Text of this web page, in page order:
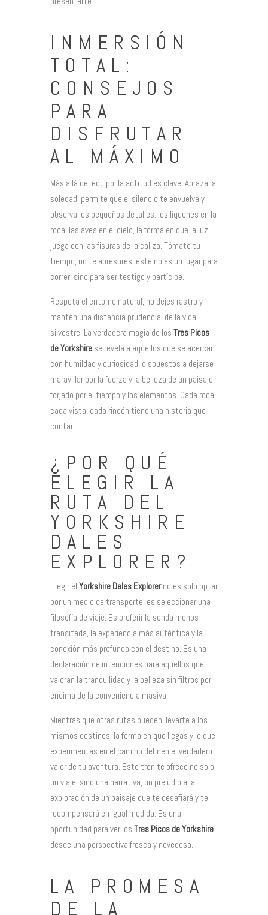
INMERSIÓN
TOTAL:
CONSEJOS
PARA
DISFRUTAR
AL MÁXIMO
Más allá del equipo, la actitud es clave. Abraza la
soledad, permite que el silencio te envuelva y
observa los pequeños detalles: los líquenes en la
roca, las aves en el cielo, la forma en que la luz
juega con las fisuras de la caliza. Tómate tu
tiempo, no te apresures; este no es un lugar para
correr, sino para ser testigo y partícipe.
Respeta el entorno natural, no dejes rastro y
mantén una distancia prudencial de la vida
silvestre. La verdadera magia de los Tres Picos
de Yorkshire se revela a aquellos que se acercan
con humildad y curiosidad, dispuestos a dejarse
maravillar por la fuerza y la belleza de un paisaje
forjado por el tiempo y los elementos. Cada roca,
cada vista, cada rincón tiene una historia que
contar.
¿POR QUÉ
ELEGIR LA
RUTA DEL
YORKSHIRE
DALES
EXPLORER?
Elegir el Yorkshire Dales Explorerno es solo optar
por un medio de transporte; es seleccionar una
filosofía de viaje. Es preferir la senda menos
transitada, la experiencia más auténtica y la
conexión más profunda con el destino. Es una
declaración de intenciones para aquellos que
valoran la tranquilidad y la belleza sin filtros por
encima de la conveniencia masiva.
Mientras que otras rutas pueden llevarte a los
mismos destinos, la forma en que llegas y lo que
experimentas en el camino definen el verdadero
valor de tu aventura. Este tren te ofrece no solo
un viaje, sino una narrativa, un preludio a la
exploración de un paisaje que te desafiará y te
recompensará en igual medida. Es una
oportunidad para ver los Tres Picos de Yorkshire
desde una perspectiva fresca y novedosa.
LA PROMESA
DE LA